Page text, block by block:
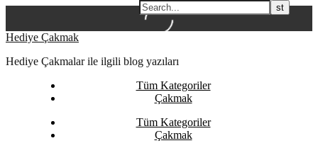
Skip
content
Hediye Çakmak
Hediye Çakmalar ile ilgili blog yazıları
Tüm Kategoriler
Çakmak
Tüm Kategoriler
Çakmak